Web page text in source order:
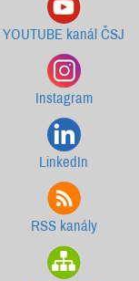
YOUTUBE kanál ČSJ
Instagram
LinkedIn
RSS kanály